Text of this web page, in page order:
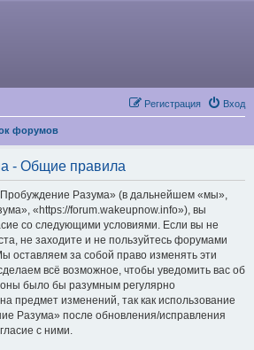
Вход
Регистрация
форумов
- Общие правила
Разума» (в дальнейшем «мы»,
«https://forum.wakeupnow.info»), вы
со следующими условиями. Если вы не
не заходите и не пользуйтесь форумами
оставляем за собой право изменять эти
всё возможное, чтобы уведомить вас об
было бы разумным регулярно
предмет изменений, так как использование
Разума» после обновления/исправления
с ними.